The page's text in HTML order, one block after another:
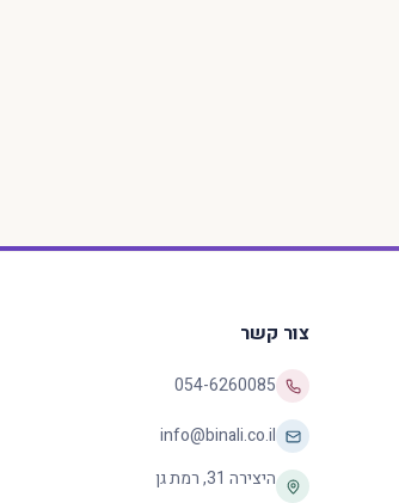
צור קשר
054-6260085
info@binali.co.il
היצירה 31
,רמת גן